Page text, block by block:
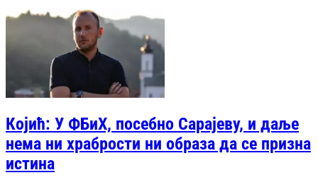
Којић: У ФБиХ, посебно Сарајеву, и даље
нема ни храбрости ни образа да се призна
истина